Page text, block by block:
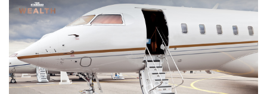
สุทธิชัยกล่าวต่อว่า ผลกระทบของเฮอริเคนในสหรัฐฯ ดัง
กล่าวจะเป็นความเสี่ยงที่อาจส่งผลกระทบต่อราคาพลังงานใน
ระยะสั้นถึงระยะกลาง หากเฮอริเคนมีการพัดแหล่งผลิตใน
อ่าวเม็กซิโก เนื่องจากมีการผลิตน้ำมันในพื้นที่ดังกล่าวใน
ปริมาณมากพอสมควร รวมถึงหากพายุมีความรุนแรง พัดเข้า